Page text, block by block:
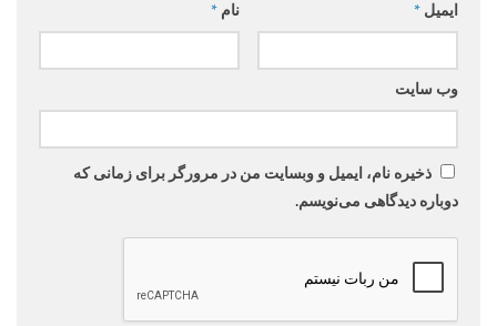
نام * ایمیل *
وب‌ سایت
ذخیره نام، ایمیل و وبسایت من در مرورگر برای زمانی که
دوباره دیدگاهی می‌نویسم.